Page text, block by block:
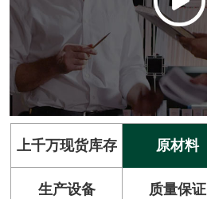
上千万现货库存 原材料
生产设备 质量保证